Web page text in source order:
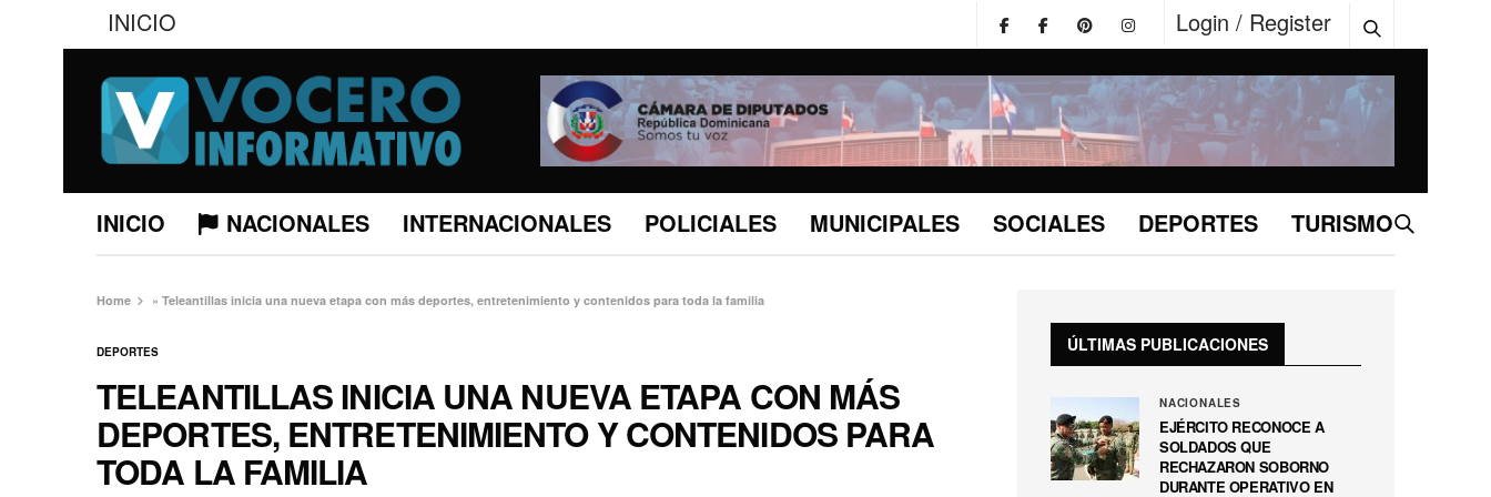
INICIO Login / Register
INICIO NACIONALES INTERNACIONALES POLICIALES MUNICIPALES SOCIALES DEPORTES TURISMO
Home »Teleantillas inicia una nueva etapa con más deportes, entretenimiento y contenidos para toda la familia
DEPORTES
TELEANTILLAS INICIA UNA NUEVA ETAPA CON MÁS
DEPORTES, ENTRETENIMIENTO Y CONTENIDOS PARA
TODA LA FAMILIA
ÚLTIMAS PUBLICACIONES
NACIONALES
EJÉRCITO RECONOCE A
SOLDADOS QUE
RECHAZARON SOBORNO
DURANTE OPERATIVO EN